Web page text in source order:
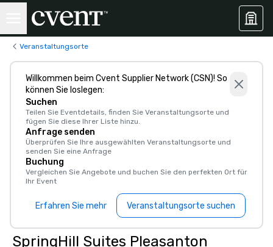
Veranstaltungsorte
Willkommen beim Cvent Supplier Network (CSN)! So
können Sie loslegen:
Suchen
Teilen Sie Eventdetails, finden Sie Veranstaltungsorte und
fügen Sie diese Ihrer Liste hinzu.
Anfrage senden
Überprüfen Sie Ihre ausgewählten Veranstaltungsorte und
senden Sie eine Anfrage
Buchung
Vergleichen Sie Angebote und buchen Sie den perfekten Ort für
Ihr Event
Erfahren Sie mehr Veranstaltungsorte suchen
SpringHill Suites Pleasanton